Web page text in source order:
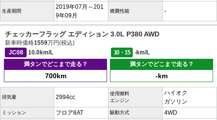
生産期間
2019年07月～201
9年09月
燃費性能 -
チェッカーフラッグ エディション 3.0L P380 AWD
新車時価格1559万円(税込)
JC08
10.0km/L 10・15
-km/L
満タンでどこまで走る？
700km
満タンでどこまで走る？
-km
排気量 2994cc
使用燃料
エンジン
ハイオク
ガソリン
ミッション フロア8AT 駆動方式 4WD